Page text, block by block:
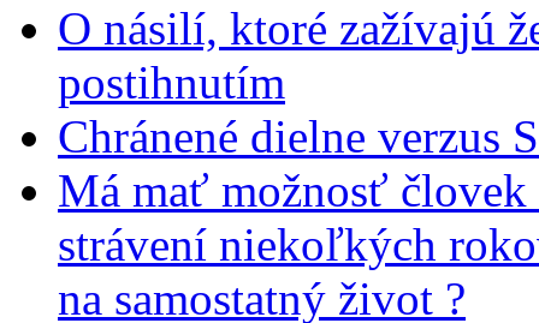
O násilí, ktoré zažívajú
postihnutím
Chránené dielne verzus
Má mať možnosť
strávení niekoľkých
na samostatný život ?